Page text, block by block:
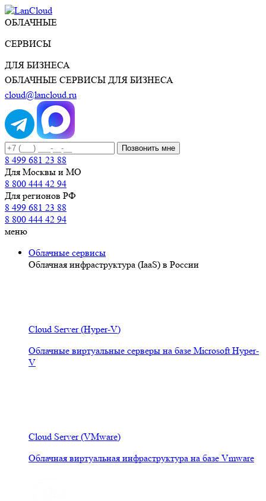
ОБЛАЧНЫЕ
СЕРВИСЫ
ДЛЯ БИЗНЕСА
ОБЛАЧНЫЕ СЕРВИСЫ ДЛЯ БИЗНЕСА
cloud@lancloud.ru
Позвонить мне
8 499 681 23 88
Для Москвы и МО
8 800 444 42 94
Для регионов РФ
8 499 681 23 88
8 800 444 42 94
меню
Облачные сервисы
Облачная инфраструктура (IaaS) в России
Cloud Server (Hyper-V)
Облачные виртуальные серверы на базе Microsoft Hyper-
V
Cloud Server (VMware)
Облачная виртуальная инфраструктура на базе Vmware